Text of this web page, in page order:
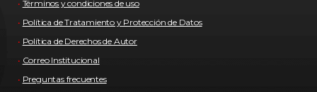
Términos y condiciones de uso
Política de Tratamiento y Protección de Datos
Política de Derechos de Autor
Correo Institucional
Preguntas frecuentes